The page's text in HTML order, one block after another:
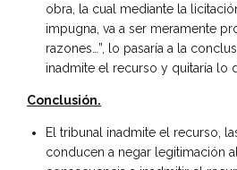
obra, la cual mediante la
impugna, va a ser meramente
razones…”, lo pasaría a la
inadmite el recurso y quitaría lo
Conclusión.
El tribunal inadmite el recurso,
conducen a negar legitimación